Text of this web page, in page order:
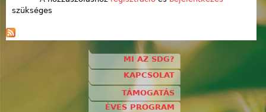
szükséges
MI AZ SDG?
KAPCSOLAT
TÁMOGATÁS
ÉVES PROGRAM